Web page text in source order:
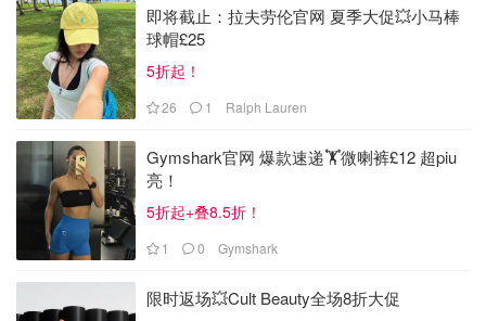
即将截止：拉夫劳伦官网 夏季大促💥小马棒
球帽£25
5折起！
26 1 Ralph Lauren
Gymshark官网 爆款速递🏋️微喇裤£12 超piu
亮！
5折起+叠8.5折！
1 0 Gymshark
限时返场💥Cult Beauty全场8折大促